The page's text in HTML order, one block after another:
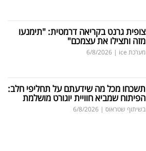
צופית גרנט בקריאה דרמטית: "תימנעו
מזה ותצילו את עצמכם"
מערכת ice |
6/8/2026
תשכחו מכל מה שידעתם על תחליפי חלב:
הפיתוח שמביא חוויית יוגורט מושלמת
בשיתוף שטראוס |
6/8/2026